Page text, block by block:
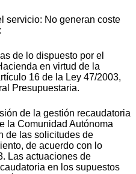
servicio: No generan coste
de lo dispuesto por el
en virtud de la
16 de la Ley 47/2003,
Presupuestaria.
de la gestión recaudatoria
la Comunidad Autónoma
de las solicitudes de
de acuerdo con lo
Las actuaciones de
en los supuestos